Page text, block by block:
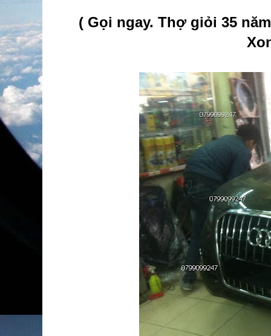
( Gọi ngay. Thợ giỏi 35